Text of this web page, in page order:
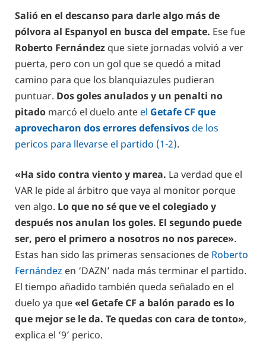
Salió en el descanso para darle algo más de
pólvora al Espanyol en busca del empate. Ese fue
Roberto Fernández que siete jornadas volvió a ver
puerta, pero con un gol que se quedó a mitad
camino para que los blanquiazules pudieran
puntuar. Dos goles anulados y un penalti no
pitado marcó el duelo ante el Getafe CF que
aprovecharon dos errores defensivos de los
pericos para llevarse el partido (1-2).
«Ha sido contra viento y marea. La verdad que el
VAR le pide al árbitro que vaya al monitor porque
ven algo. Lo que no sé que ve el colegiado y
después nos anulan los goles. El segundo puede
ser, pero el primero a nosotros no nos parece».
Estas han sido las primeras sensaciones de Roberto
Fernández en ‘DAZN’ nada más terminar el partido.
El tiempo añadido también queda señalado en el
duelo ya que«el Getafe CF a balón parado es lo
que mejor se le da. Te quedas con cara de tonto»,
explica el ‘9’ perico.